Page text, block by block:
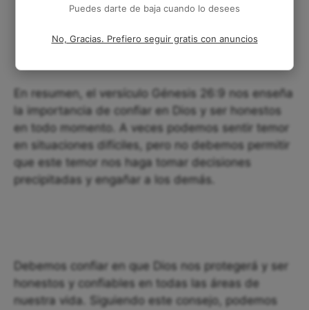
En resumen, el versículo Génesis 26:9 nos enseña
la importancia de confiar en Dios y ser honestos
en todo momento. A veces podemos sentir temor
en situaciones difíciles, pero no debemos permitir
que este temor nos haga tomar decisiones
precipitadas y engañar a los demás.
Debemos confiar en que Dios nos protegerá y ser
honestos y confiables en todas las áreas de
nuestra vida. Siguiendo este consejo, podemos
Puedes darte de baja cuando lo desees
No, Gracias. Prefiero seguir gratis con anuncios